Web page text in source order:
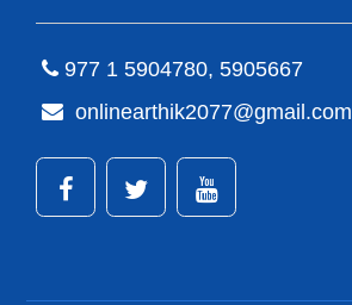
977 1 5904780, 5905667
onlinearthik2077@gmail.com